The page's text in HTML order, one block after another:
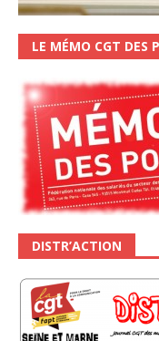
LE MÉMO CGT DES
DISTR’ACTION